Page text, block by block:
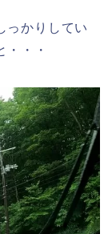
っかりしてい
・・・